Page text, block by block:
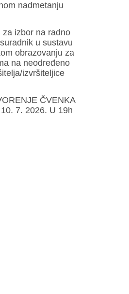
nadmetanju
za izbor na radno
u sustavu
obrazovanju za
na neodređeno
izvršiteljice
ČVENKA
7. 2026. U 19h